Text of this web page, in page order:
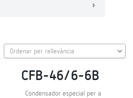
CFB-46/6-6B
Condensador especial per a